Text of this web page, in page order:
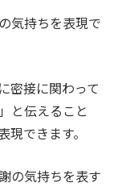
気持ちを表現で
密接に関わって
と伝えること
できます。
の気持ちを表す